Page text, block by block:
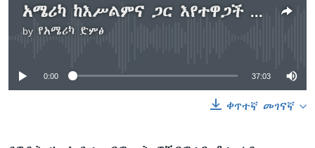
አሜሪካ ከእሥልምና ጋር እየተዋጋች አይደለችም - ፕሬዚዳንት ኦባማ
by የአሜሪካ ድምፅ
No media source currently available
0:00 37:03
ቀጥተኛ መገናኛ